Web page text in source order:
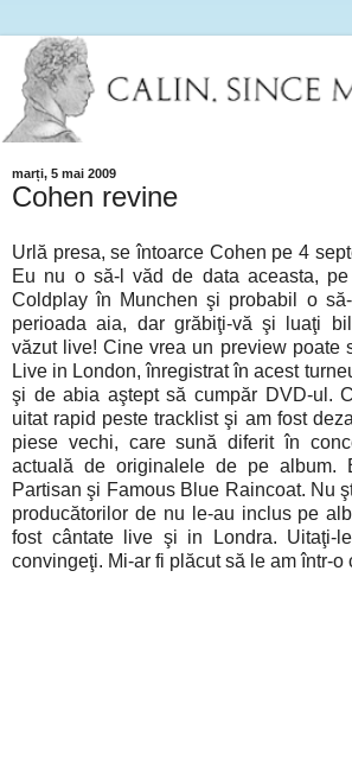
marți, 5 mai 2009
Cohen revine
Urlă presa, se întoarce Cohen pe 4
Eu nu o să-l văd de data aceasta,
Coldplay în Munchen şi probabil o
perioada aia, dar grăbiţi-vă şi luaţi
văzut live! Cine vrea un preview poate
Live in London, înregistrat în acest
şi de abia aştept să cumpăr DVD-ul.
uitat rapid peste tracklist şi am fost
piese vechi, care sună diferit în
actuală de originalele de pe album.
Partisan şi Famous Blue Raincoat. Nu
producătorilor de nu le-au inclus pe
fost cântate live şi in Londra. Uitaţi-
convingeţi. Mi-ar fi plăcut să le am într-o